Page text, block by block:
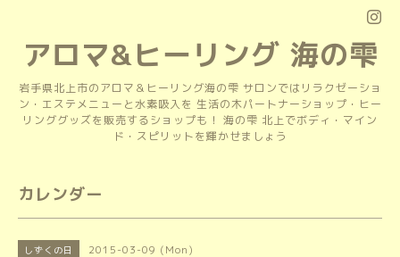
アロマ&ヒーリング 海の雫
岩手県北上市のアロマ＆ヒーリング海の雫 サロンではリラクゼーショ
ン・エステメニューと水素吸入を 生活の木パートナーショップ・ヒー
リンググッズを販売するショップも！ 海の雫 北上でボディ・マイン
ド・スピリットを輝かせましょう
カレンダー
しずくの日 2015-03-09 (Mon)